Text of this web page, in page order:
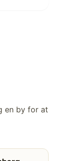
en by for at